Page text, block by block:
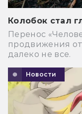
Колобок стал
Перенос
продвижения
далеко не все.
Новости